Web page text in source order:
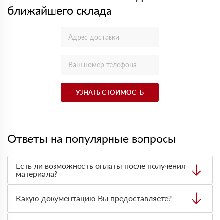
ближайшего склада
УЗНАТЬ СТОИМОСТЬ
Ответы на популярные вопросы
Есть ли возможность оплаты после получения
материала?
оплата по факту получения товара. При этом, если
доставленный товар был ненадлежащего качества, то
Вы вправе от него отказаться.
Какую документацию Вы предоставляете?